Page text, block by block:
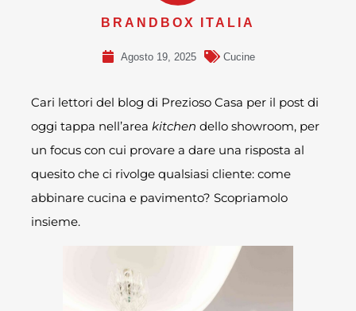
BRANDBOX ITALIA
Agosto 19, 2025 Cucine
Cari lettori del blog di Prezioso Casa per il post di
oggi tappa nell’areakitchen dello showroom, per
un focus con cui provare a dare una risposta al
quesito che ci rivolge qualsiasi cliente: come
abbinare cucina e pavimento? Scopriamolo
insieme.